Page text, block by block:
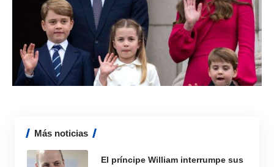
Más noticias
El príncipe William interrumpe sus